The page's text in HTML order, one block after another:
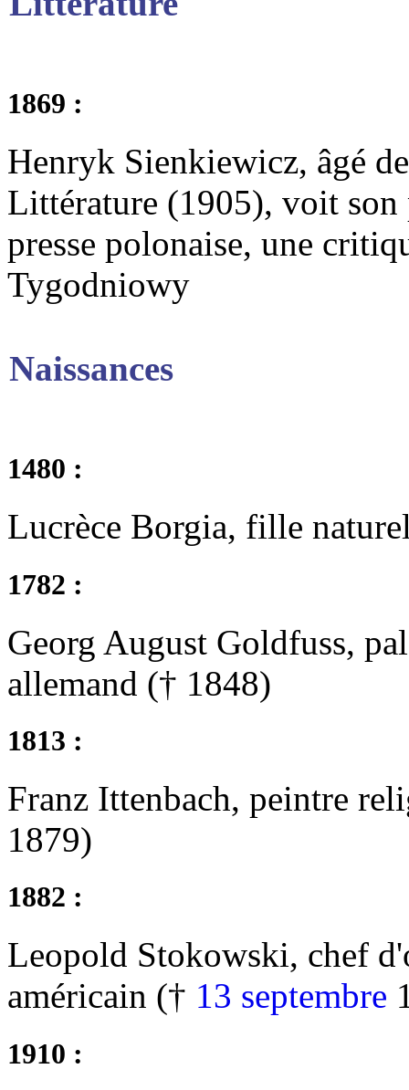
1869 :
Henryk Sienkiewicz, âgé
Littérature (1905), voit
presse polonaise, une
Tygodniowy
Naissances
1480 :
Lucrèce Borgia, fille
1782 :
Georg August Goldfuss,
allemand († 1848)
1813 :
Franz Ittenbach, peintre
1879)
1882 :
Leopold Stokowski, chef
américain († 13 septembre
1910 :